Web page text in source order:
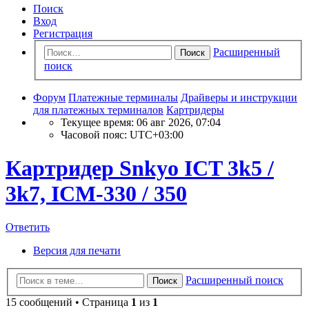
Поиск
Вход
Регистрация
Поиск
Расширенный
поиск
Форум Платежные терминалы Драйверы и инструкции
для платежных терминалов Картридеры
Текущее время: 06 авг 2026, 07:04
Часовой пояс: UTC+03:00
Картридер Snkyo ICT 3k5 /
3k7, ICM-330 / 350
Ответить
Версия для печати
Поиск
Расширенный поиск
15 сообщений • Страница 1 из 1